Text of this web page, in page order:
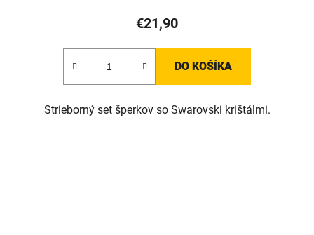
€21,90
DO KOŠÍKA
Strieborný set šperkov so Swarovski krištálmi.